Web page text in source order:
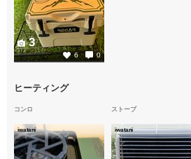
6 0
3
ヒーティング
コンロ
iwatani
ストーブ
iwatani